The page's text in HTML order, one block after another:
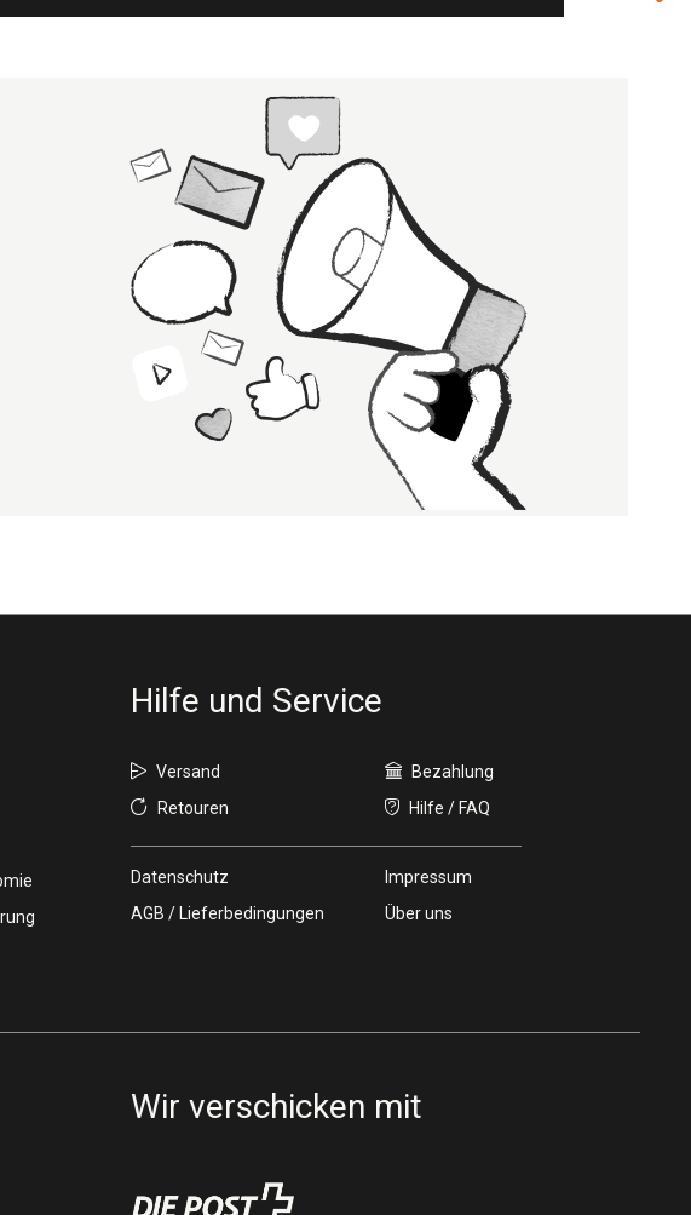
Hilfe und Service
Versand
Bezahlung
Retouren
Hilfe / FAQ
Datenschutz
Impressum
AGB / Lieferbedingungen
Über uns
Wir verschicken mit